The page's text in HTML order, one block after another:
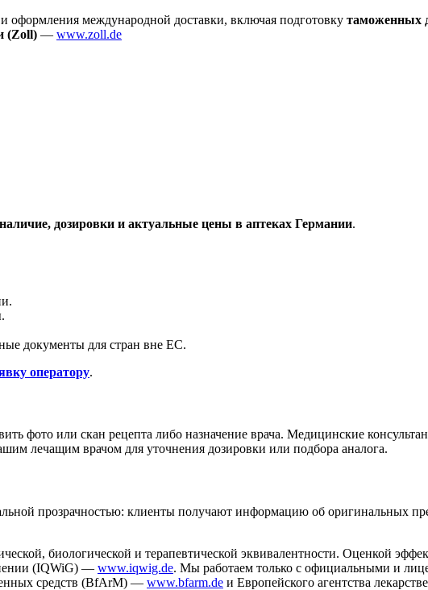
оформления международной доставки, включая подготовку таможенных
(Zoll) — www.zoll.de
наличие, дозировки и актуальные цены в аптеках Германии.
документы для стран вне ЕС.
оператору.
фото или скан рецепта либо назначение врача. Медицинские
лечащим врачом для уточнения дозировки или подбора аналога.
прозрачностью: клиенты получают информацию об оригинальных
биологической и терапевтической эквивалентности. Оценкой
(IQWiG) — www.iqwig.de. Мы работаем только с официальными и
средств (BfArM) — www.bfarm.de и Европейского агентства